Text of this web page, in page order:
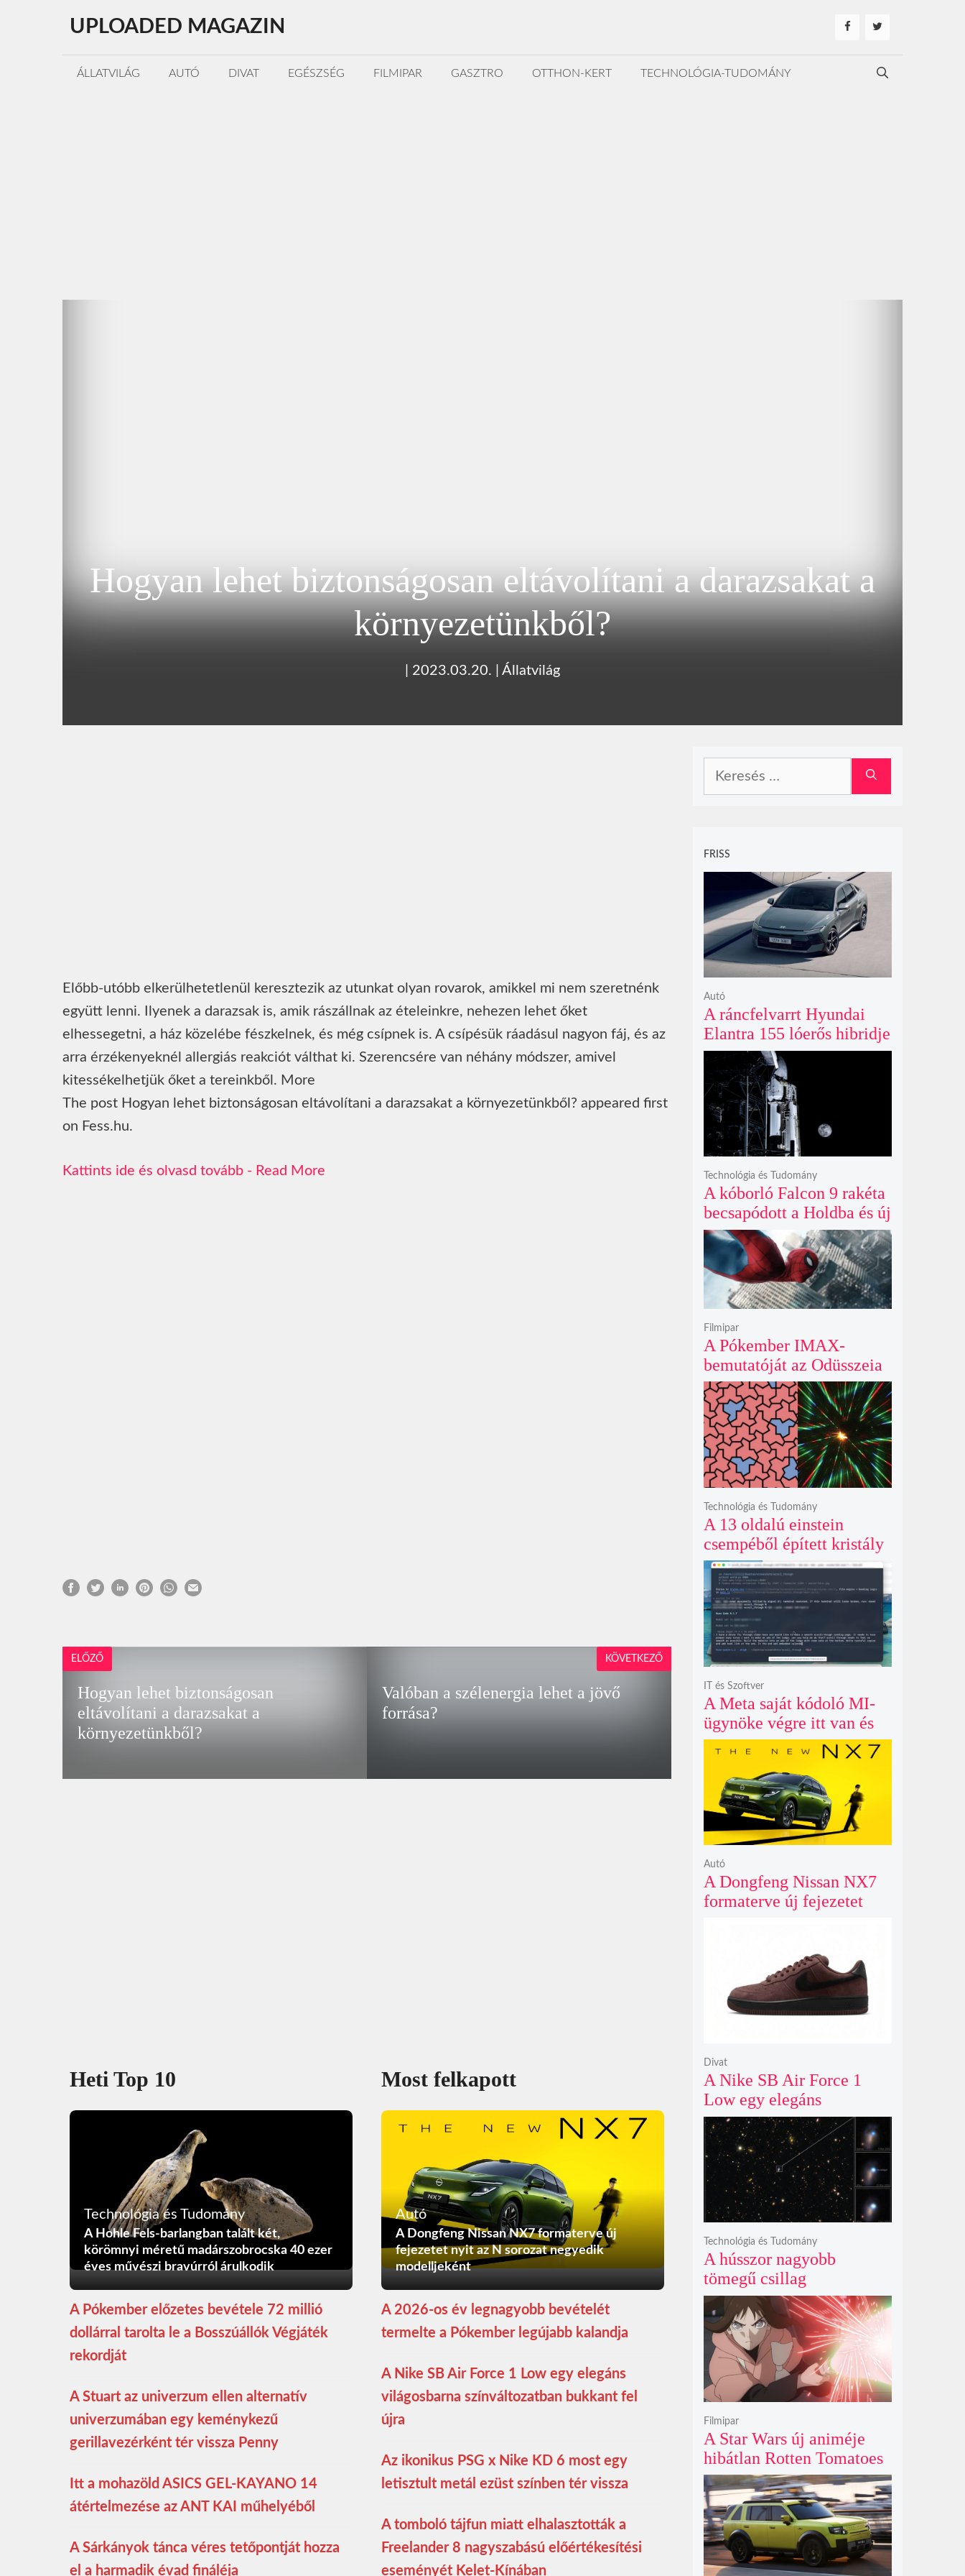
tartalomba
UPLOADED MAGAZIN
ÁLLATVILÁG AUTÓ DIVAT EGÉSZSÉG FILMIPAR GASZTRO OTTHON-KERT TECHNOLÓGIA-TUDOMÁNY
Hogyan lehet biztonságosan eltávolítani a darazsakat a
környezetünkből?
2023.03.20. Állatvilág
Előbb-utóbb elkerülhetetlenül keresztezik az utunkat olyan rovarok, amikkel mi nem szeretnénk
együtt lenni. Ilyenek a darazsak is, amik rászállnak az ételeinkre, nehezen lehet őket
elhessegetni, a ház közelébe fészkelnek, és még csípnek is. A csípésük ráadásul nagyon fáj, és az
arra érzékenyeknél allergiás reakciót válthat ki. Szerencsére van néhány módszer, amivel
kitessékelhetjük őket a tereinkből. More
The post Hogyan lehet biztonságosan eltávolítani a darazsakat a környezetünkből? appeared first
on Fess.hu.
Read More
ELŐZŐ
Hogyan lehet biztonságosan
eltávolítani a darazsakat a
környezetünkből?
Valóban a szélenergia lehet a jövő
forrása?
KÖVETKEZŐ
Heti Top 10
Technológia és Tudomány
A Hohle Fels-barlangban talált két,
körömnyi méretű madárszobrocska 40 ezer
éves művészi bravúrról árulkodik
A Pókember előzetes bevétele 72 millió
dollárral tarolta le a Bosszúállók Végjáték
rekordját
A Stuart az univerzum ellen alternatív
univerzumában egy keménykezű
gerillavezérként tér vissza Penny
Itt a mohazöld ASICS GEL-KAYANO 14
átértelmezése az ANT KAI műhelyéből
A Sárkányok tánca véres tetőpontját hozza
el a harmadik évad fináléja
Most felkapott
Autó
A Dongfeng Nissan NX7 formaterve új
fejezetet nyit az N sorozat negyedik
modelljeként
A 2026-os év legnagyobb bevételét
termelte a Pókember legújabb kalandja
A Nike SB Air Force 1 Low egy elegáns
világosbarna színváltozatban bukkant fel
újra
Az ikonikus PSG x Nike KD 6 most egy
letisztult metál ezüst színben tér vissza
A tomboló tájfun miatt elhalasztották a
Freelander 8 nagyszabású előértékesítési
eseményét Kelet-Kínában
FRISS
A ráncfelvarrt Hyundai
Elantra 155 lóerős hibridje
és prémium utastere
komoly belsőtéri ugrást
hoz
Autó
A kóborló Falcon 9 rakéta
becsapódott a Holdba és új
krátert hagyott maga után
Technológia és Tudomány
A Pókember IMAX-
bemutatóját az Odüsszeia
exkluzív vetítési
időszakának lejárta hozza
el
Filmipar
A 13 oldalú einstein
csempéből épített kristály
példátlanul forgó
csillagmintát vetít a fény
polarizációjától függően
Technológia és Tudomány
A Meta saját kódoló MI-
ügynöke végre itt van és
nem fél belenyúlni a
IT és Szoftver
A Dongfeng Nissan NX7
formaterve új fejezetet
Autó
A Nike SB Air Force 1
Low egy elegáns
világosbarna
színváltozatban bukkant
fel újra
Divat
A hússzor nagyobb
tömegű csillag
szupernóvájának rejtélyes
első fényét gamma-kitörés
nélkül kapták lencsevégre
a Föld obszervatóriumai
Technológia és Tudomány
A Star Wars új animéje
hibátlan Rotten Tomatoes
értékeléssel bizonyítja
nincs szükség a
nagyvászonra
Filmipar